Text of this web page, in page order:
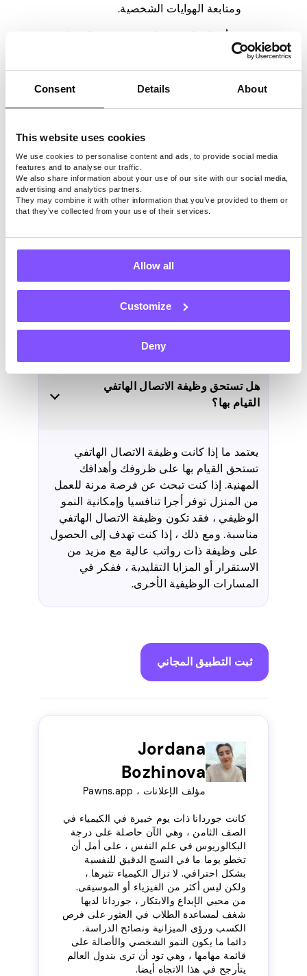
Consent Details About
This website uses cookies
We use cookies to personalise content and ads, to provide social media
features and to analyse our traffic.
We also share information about your use of our site with our social media,
advertising and analytics partners.
They may combine it with other information that you’ve provided to them or
that they’ve collected from your use of their services.
Allow all
Customize
Deny
ومتابعة الهوايات الشخصية.
في حين أن العمل كمتصل عن بعد من المنزل
يجلب العديد من المزايا ، إلا أن هناك أيضا بعض
العيوب المحتملة التي يجب مراعاتها.
قد يؤدي هذا النوع من الوظائف إلى الشعور
بالوحدة أو الانفصال عن زملاء العمل.
يكن لديك مساحة عمل مخصصة. يمكن أن
تؤدي الانحرافات عن أفراد الأسرة أو الأليفة
أو الأعمال المنزلية إلى تقليل الإنتاجية.
أنت لا تعمل في مكتب تقليدي ، لذلك قد
يكون من الصعب إنشاء روتين والحفاظ على
ولكن قد يكون صعبا أيضا إذا كنت تزدهر بناء
الأسئلة المتداولة
هل تستحق وظيفة الاتصال الهاتفي
القيام بها؟
يعتمد ما إذا كانت وظيفة الاتصال الهاتفي
تستحق القيام بها على ظروفك وأهدافك
المهنية. إذا كنت تبحث عن فرصة مرنة للعمل
من المنزل توفر أجرا تنافسيا وإمكانية النمو
الوظيفي ، فقد تكون وظيفة الاتصال الهاتفي
مناسبة. ومع ذلك ، إذا كنت تهدف إلى الحصول
على وظيفة ذات رواتب عالية مع مزيد من
الاستقرار أو المزايا التقليدية ، ففكر في
المسارات الوظيفية الأخرى.
ثبت التطبيق المجاني
Jordana
Bozhinova
مؤلف الإعلانات ، Pawns.app
كانت جوردانا ذات يوم خبيرة في الكيمياء في
الصف الثامن ، وهي الآن حاصلة على درجة
البكالوريوس في علم النفس ، على أمل أن
تخطو يوما ما في النسج الدقيق للنفسية
بشكل احترافي. لا تزال الكيمياء تثيرها ،
ولكن ليس أكثر من الفيزياء أو الموسيقى.
من محبي الإبداع والابتكار ، جوردانا لديها
شغف لمساعدة الطلاب في العثور على فرص
الكسب ورؤى الميزانية ونصائح الدراسة.
دائما ما يكون النمو الشخصي والأصالة على
قائمة مهامها ، وهي تود أن ترى بندول العالم
يتأرجح في هذا الاتجاه أيضا.